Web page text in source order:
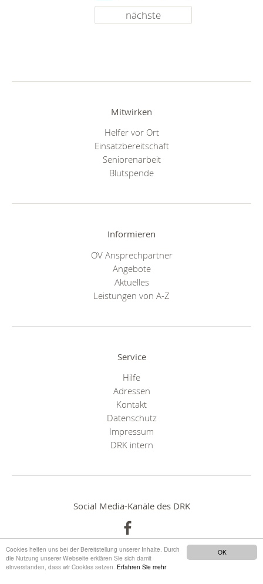
OK
Cookies helfen uns bei der Bereitstellung unserer Inhalte. Durch
die Nutzung unserer Webseite erklären Sie sich damit
einverstanden, dass wir Cookies setzen. Erfahren Sie mehr
nächste
Mitwirken
Helfer vor Ort
Einsatzbereitschaft
Seniorenarbeit
Blutspende
Informieren
OV Ansprechpartner
Angebote
Aktuelles
Leistungen von A-Z
Service
Hilfe
Adressen
Kontakt
Datenschutz
Impressum
DRK intern
Social Media-Kanäle des DRK